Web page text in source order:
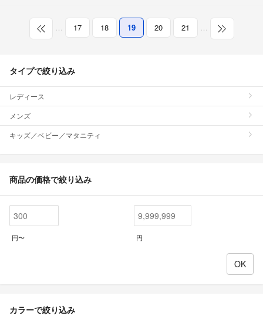
… 17 18 19 20 21 …
タイプで絞り込み
レディース
メンズ
キッズ／ベビー／マタニティ
商品の価格で絞り込み
円〜 円
カラーで絞り込み